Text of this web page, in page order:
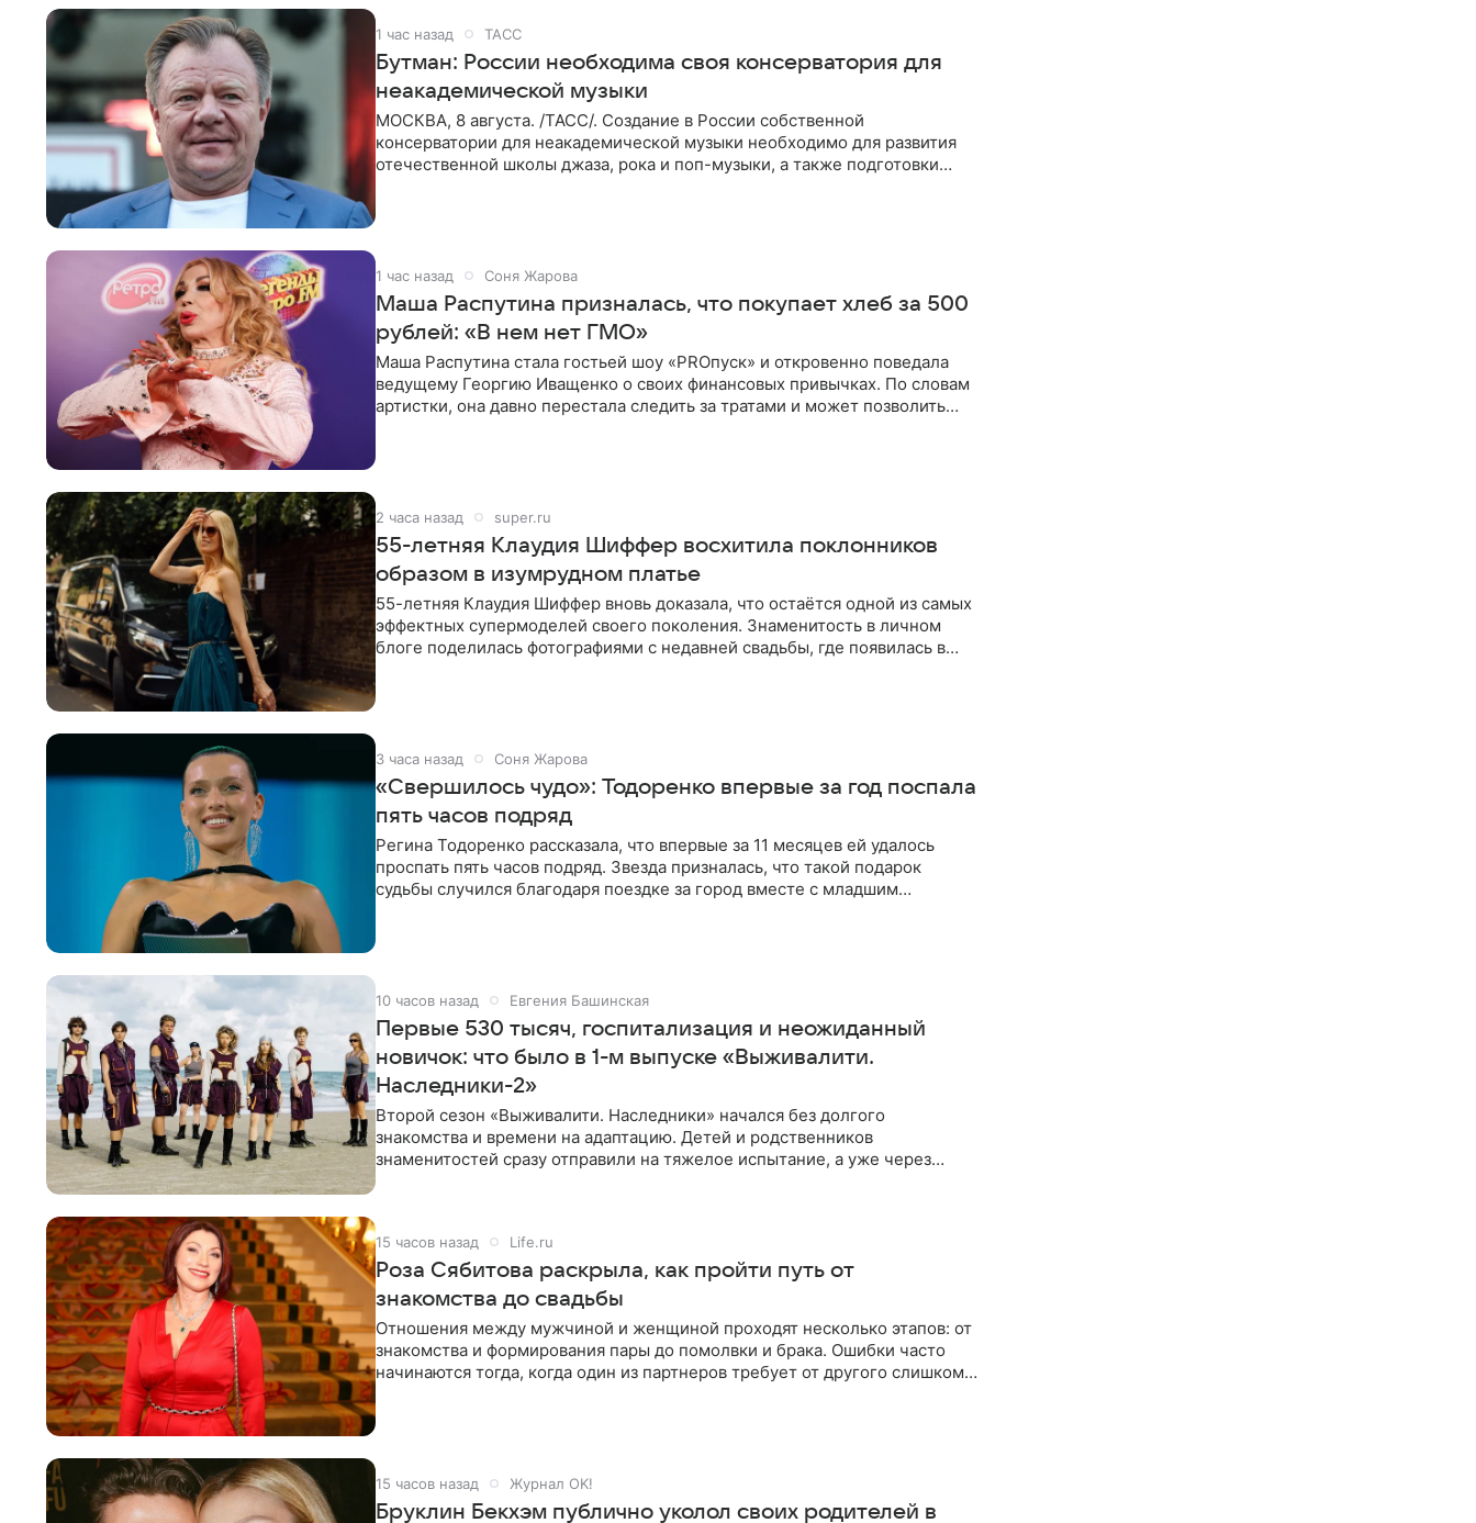
1 час назад ТАСС
Бутман: России необходима своя консерватория для
неакадемической музыки
МОСКВА, 8 августа. /ТАСС/. Создание в России собственной
консерватории для неакадемической музыки необходимо для развития
отечественной школы джаза, рока и поп-музыки, а также подготовки
1 час назад Соня Жарова
Маша Распутина призналась, что покупает хлеб за 500
рублей: «В нем нет ГМО»
Маша Распутина стала гостьей шоу «PROпуск» и откровенно поведала
ведущему Георгию Иващенко о своих финансовых привычках. По словам
артистки, она давно перестала следить за тратами и может позволить
2 часа назад super.ru
55-летняя Клаудия Шиффер восхитила поклонников
образом в изумрудном платье
55-летняя Клаудия Шиффер вновь доказала, что остаётся одной из самых
эффектных супермоделей своего поколения. Знаменитость в личном
блоге поделилась фотографиями с недавней свадьбы, где появилась в
3 часа назад Соня Жарова
«Свершилось чудо»: Тодоренко впервые за год поспала
пять часов подряд
Регина Тодоренко рассказала, что впервые за 11 месяцев ей удалось
проспать пять часов подряд. Звезда призналась, что такой подарок
судьбы случился благодаря поездке за город вместе с младшим
10 часов назад Евгения Башинская
Первые 530 тысяч, госпитализация и неожиданный
новичок: что было в 1-м выпуске «Выживалити.
Наследники-2»
Второй сезон «Выживалити. Наследники» начался без долгого
знакомства и времени на адаптацию. Детей и родственников
знаменитостей сразу отправили на тяжелое испытание, а уже через
15 часов назад Life.ru
Роза Сябитова раскрыла, как пройти путь от
знакомства до свадьбы
Отношения между мужчиной и женщиной проходят несколько этапов: от
знакомства и формирования пары до помолвки и брака. Ошибки часто
начинаются тогда, когда один из партнеров требует от другого слишком
15 часов назад Журнал OK!
Бруклин Бекхэм публично уколол своих родителей в